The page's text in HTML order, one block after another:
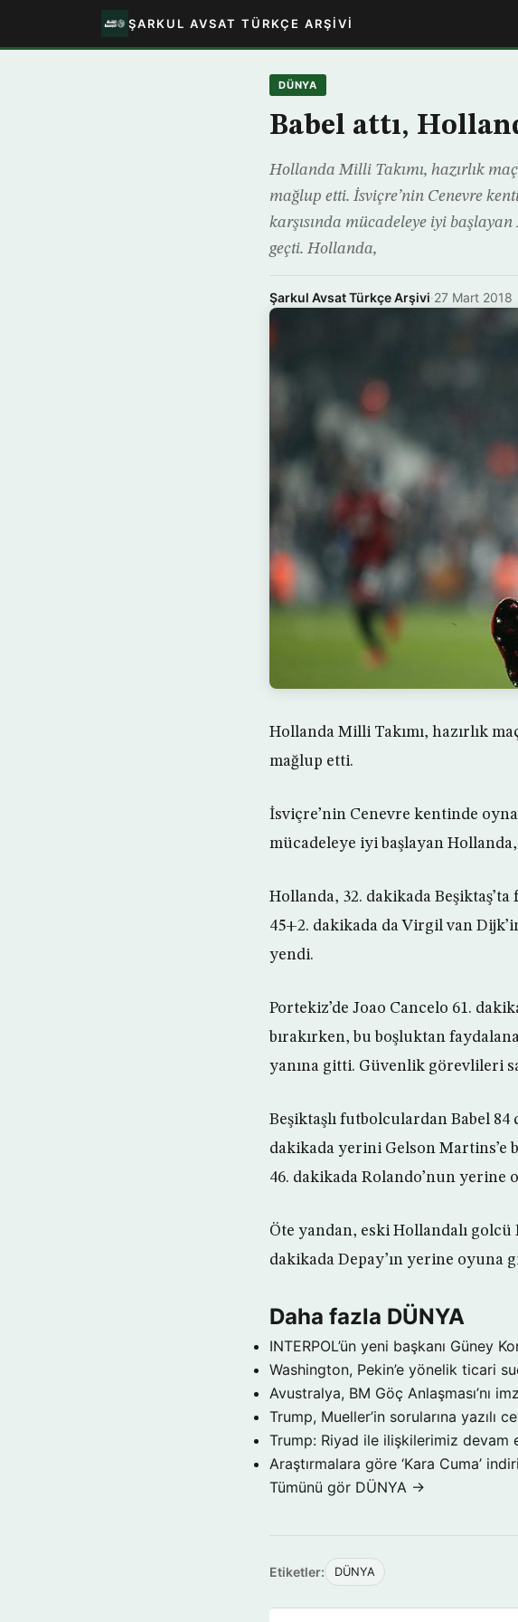
ŞARKUL AVSAT TÜRKÇE ARŞIVI
DÜNYA
Babel attı,
Hollanda Milli Takımı, hazırlık
mağlup etti. İsviçre’nin Cenevre
karşısında mücadeleye iyi
geçti. Hollanda,
Şarkul Avsat Türkçe Arşivi·27 Mart 2018
Hollanda Milli Takımı, hazırlık
mağlup etti.
İsviçre’nin Cenevre kentinde
mücadeleye iyi başlayan
Hollanda, 32. dakikada Beşiktaş’ta
45+2. dakikada da Virgil van
yendi.
Portekiz’de Joao Cancelo 61.
bırakırken, bu boşluktan
yanına gitti. Güvenlik görevlileri
Beşiktaşlı futbolculardan Babel
dakikada yerini Gelson Martins’e
46. dakikada Rolando’nun yerine
Öte yandan, eski Hollandalı
dakikada Depay’ın yerine oyuna
Daha fazla DÜNYA
INTERPOL’ün yeni başkanı Güney
Washington, Pekin’e yönelik ticari
Avustralya, BM Göç Anlaşması’nı
Trump, Mueller’in sorularına yazılı
Trump: Riyad ile ilişkilerimiz devam
Araştırmalara göre ‘Kara Cuma’
Tümünü gör DÜNYA →
Etiketler: DÜNYA